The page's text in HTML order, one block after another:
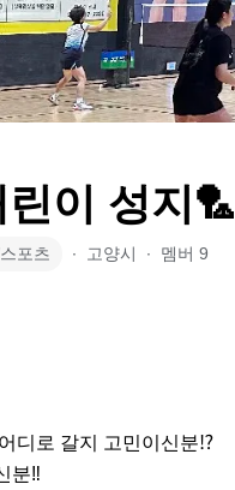
이 성지🏸
포츠 ∙ 고양시 ∙ 멤버 9
디로 갈지 고민이신분⁉️
분‼️